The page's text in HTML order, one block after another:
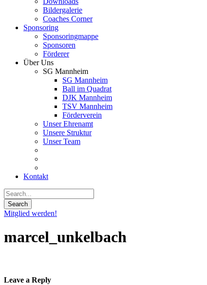
Bildergalerie
Coaches Corner
Sponsoring
Sponsoringmappe
Sponsoren
Förderer
Über Uns
SG Mannheim
SG Mannheim
Ball im Quadrat
DJK Mannheim
TSV Mannheim
Förderverein
Unser Ehrenamt
Unsere Struktur
Unser Team
Kontakt
Mitglied werden!
marcel_unkelbach
Leave a Reply